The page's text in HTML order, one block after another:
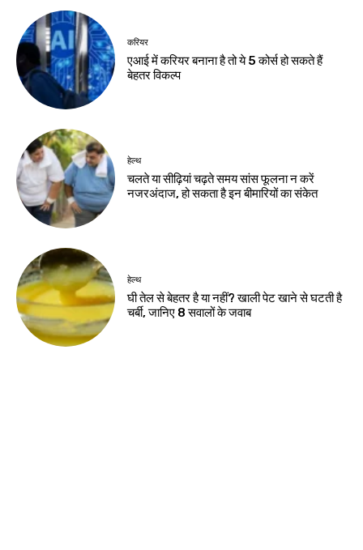
झारखंड न्यूज़
जेपीएससी-जेएसएससी
सुधार पर सरकार ने
छात्रों से मांगे सुझाव
Birsa Bhumi Live
August 8, 2026
नवीनतम लेख
की अपील